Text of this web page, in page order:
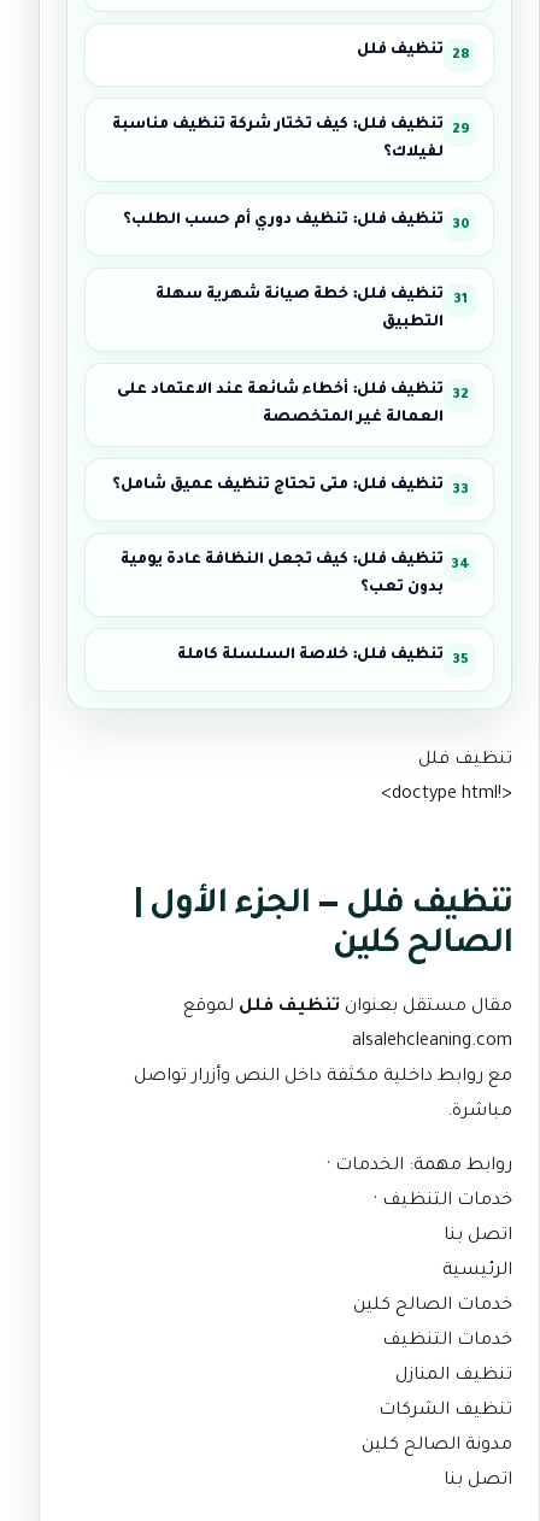
تنظيف فلل
تنظيف فلل: كيف تختار شركة تنظيف مناسبة
لفيلاك؟
تنظيف فلل: تنظيف دوري أم حسب الطلب؟
تنظيف فلل: خطة صيانة شهرية سهلة
التطبيق
تنظيف فلل: أخطاء شائعة عند الاعتماد على
العمالة غير المتخصصة
تنظيف فلل: متى تحتاج تنظيف عميق شامل؟
تنظيف فلل: كيف تجعل النظافة عادة يومية
بدون تعب؟
تنظيف فلل: خلاصة السلسلة كاملة
تنظيف فلل
<!doctype html>
تنظيف فلل — الجزء الأول |
الصالح كلين
مقال مستقل بعنوان تنظيف فلل لموقع
alsalehcleaning.com
مع روابط داخلية مكثفة داخل النص وأزرار تواصل
مباشرة.
روابط مهمة: الخدمات ·
خدمات التنظيف ·
اتصل بنا
الرئيسية
خدمات الصالح كلين
خدمات التنظيف
تنظيف المنازل
تنظيف الشركات
مدونة الصالح كلين
اتصل بنا